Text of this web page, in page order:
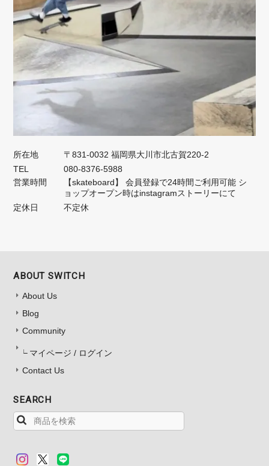
所在地
〒831-0032 福岡県大川市北古賀220-2
TEL
080-8376-5988
営業時間
【skateboard】 会員登録で24時間ご利用可能 シ
ョップオープン時はinstagramストーリーにて
定休日
不定休
ABOUT SWITCH
About Us
Blog
Community
マイページ / ログイン
Contact Us
SEARCH